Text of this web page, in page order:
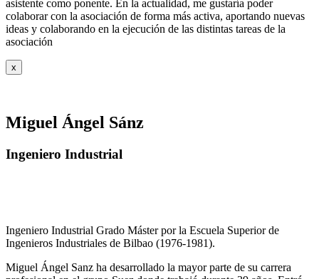
asistente como ponente. En la actualidad, me gustaría poder
colaborar con la asociación de forma más activa, aportando nuevas
ideas y colaborando en la ejecución de las distintas tareas de la
asociación
x
Miguel Ángel Sánz
Ingeniero Industrial
Ingeniero Industrial Grado Máster por la Escuela Superior de
Ingenieros Industriales de Bilbao (1976-1981).
Miguel Ángel Sanz ha desarrollado la mayor parte de su carrera